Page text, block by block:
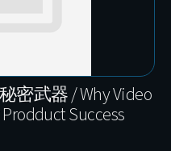
密武器 / Why Video
Success